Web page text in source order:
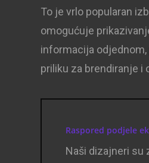
To je vrlo popularan
omogućuje
informacija odjednom,
priliku za brendiranje i
Raspored podjele
Naši dizajneri su